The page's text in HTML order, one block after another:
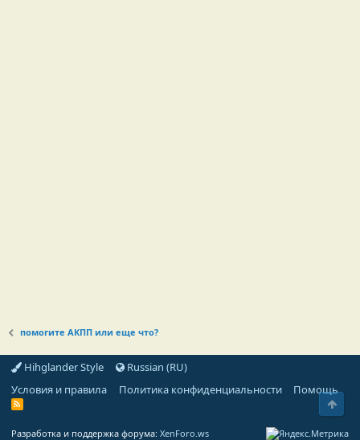
помогите АКПП или еще что?
Hihglander Style
Russian (RU)
Условия и правила
Политика конфиденциальности Помощь
R
Разработка и поддержка форума: XenForo.ws